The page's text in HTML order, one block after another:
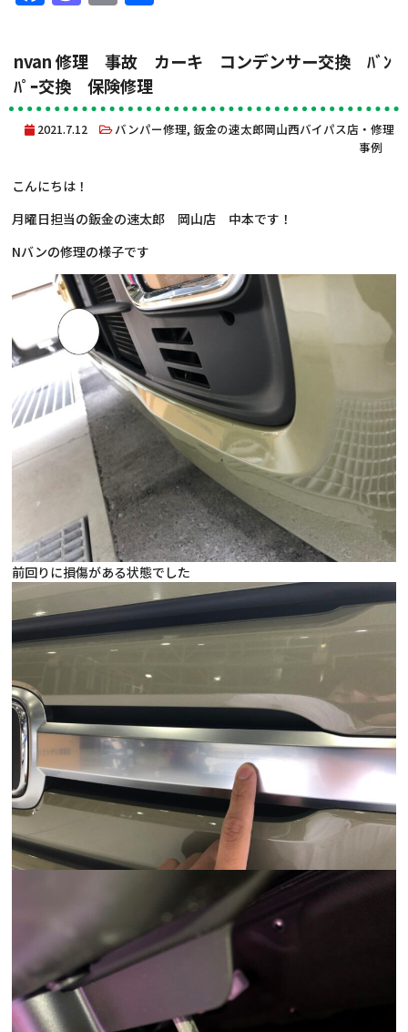
nvan 修理 事故 カーキ コンデンサー交換 ﾊﾞﾝ
ﾊﾟｰ交換 保険修理
2021.7.12 バンパー修理,鈑金の速太郎岡山西バイパス店・修理
事例
こんにちは！
月曜日担当の鈑金の速太郎 岡山店 中本です！
Nバンの修理の様子です
前回りに損傷がある状態でした